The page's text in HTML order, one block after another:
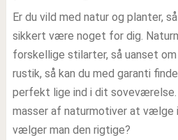
Er du vild med natur og planter,
sikkert være noget for dig.
forskellige stilarter, så uanset
rustik, så kan du med garanti
perfekt lige ind i dit soveværelse.
masser af naturmotiver at vælge
vælger man den rigtige?